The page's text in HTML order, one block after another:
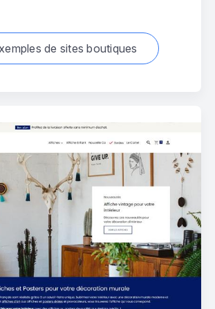
de sites boutiques